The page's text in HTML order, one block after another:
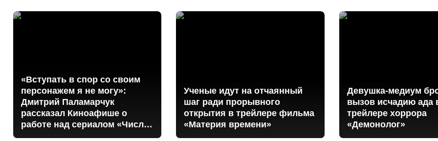
«Вступать в спор со своим
персонажем я не могу»:
Дмитрий Паламарчук
рассказал Киноафише о
работе над сериалом «Число
Ученые идут на отчаянный
шаг ради прорывного
открытия в трейлере фильма
«Материя времени»
Девушка-медиум
вызов исчадию ада
трейлере хоррора
«Демонолог»